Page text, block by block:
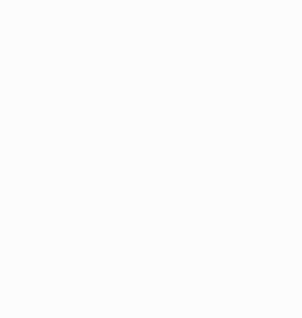
de 2026…
hasta 10%…
cuadrados desarrollados—
dólares (mdd) en…